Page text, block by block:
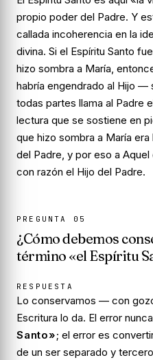
propio poder del Padre. Y
callada incoherencia en la
divina. Si el Espíritu Santo
hizo sombra a María,
habría engendrado al Hijo —
todas partes llama al Padre
lectura que se sostiene en
que hizo sombra a María
del Padre, y por eso a
con razón el Hijo del Padre.
PREGUNTA 05
¿Cómo debemos
término «el Espíritu
RESPUESTA
Lo conservamos — con
Escritura lo da. El error
Santo»; el error es
de un ser separado y